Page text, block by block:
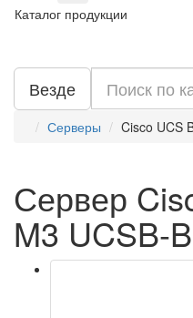
Каталог продукции
Везде
Серверы Cisco UCS
Сервер
M3 UCSB-